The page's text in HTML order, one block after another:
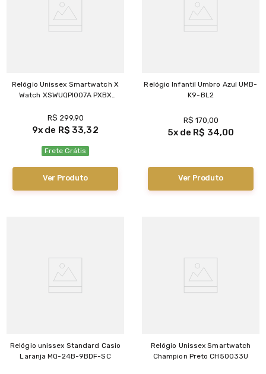
Relógio Unissex Smartwatch X
Watch XSWUQPI007A PXBX
R$ 299,90
9 R$ 33,32
Frete Grátis
Ver Produto
Relógio Infantil Umbro Azul UMB-
K9-BL2
R$ 170,00
5 R$ 34,00
Ver Produto
Relógio unissex Standard Casio
Laranja MQ-24B-9BDF-SC
Relógio Unissex Smartwatch
Champion Preto CH50033U